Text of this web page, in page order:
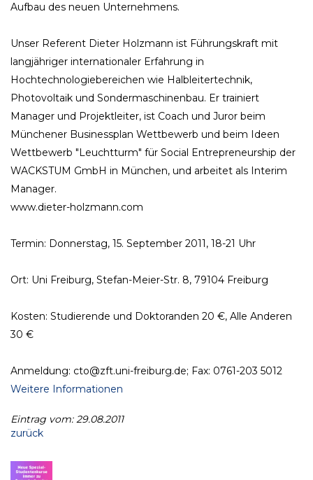
Aufbau des neuen Unternehmens.
Unser Referent Dieter Holzmann ist Führungskraft mit
langjähriger internationaler Erfahrung in
Hochtechnologiebereichen wie Halbleitertechnik,
Photovoltaik und Sondermaschinenbau. Er trainiert
Manager und Projektleiter, ist Coach und Juror beim
Münchener Businessplan Wettbewerb und beim Ideen
Wettbewerb "Leuchtturm" für Social Entrepreneurship der
WACKSTUM GmbH in München, und arbeitet als Interim
Manager.
www.dieter-holzmann.com
Termin: Donnerstag, 15. September 2011, 18-21 Uhr
Ort: Uni Freiburg, Stefan-Meier-Str. 8, 79104 Freiburg
Kosten: Studierende und Doktoranden 20 €, Alle Anderen
30 €
Anmeldung: cto@zft.uni-freiburg.de; Fax: 0761-203 5012
Weitere Informationen
Eintrag vom: 29.08.2011
zurück